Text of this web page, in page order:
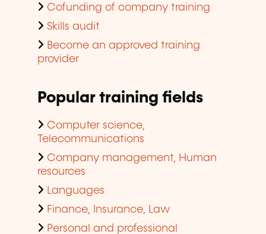
Cofunding of company training
Skills audit
Become an approved training
provider
Popular training fields
Computer science,
Telecommunications
Company management, Human
resources
Languages
Finance, Insurance, Law
Personal and professional